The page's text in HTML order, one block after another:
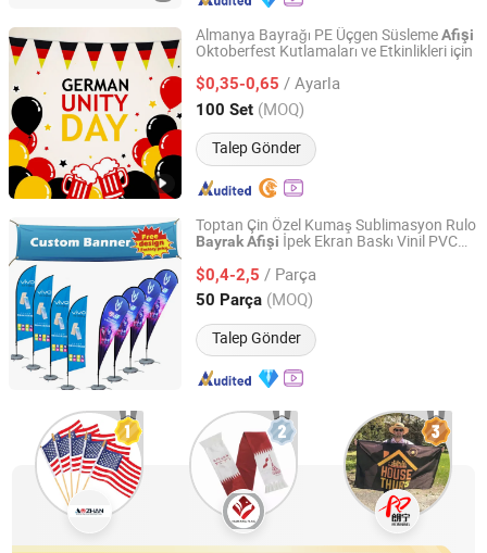
Almanya Bayrağı PE Üçgen SüslemeAfişi
Oktoberfest Kutlamaları ve Etkinlikleri için
$0,35-0,65 / Ayarla
100 Set (MOQ)
Talep Gönder
Dorle International Trade Co., Ltd.
Zhejiang, China Fiyat 2026
Toptan Çin Özel Kumaş Sublimasyon Rulo
BayrakAfişi İpek Ekran Baskı Vinil PVC
Tanıtım için
$0,4-2,5 / Parça
50 Parça (MOQ)
Talep Gönder
KD CRAFT LIMITED
Guangdong, China Fiyat 2013